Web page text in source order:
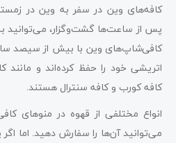
کافه‌های وین در سفر به وین در
پس از ساعت‌ها گشت‌و‌گزار، می‌توانید
کافی‌شاپ‌های وین با بیش از سیصد
اتریشی خود را حفظ کرده‌اند و مانند
کافه کورب و کافه سنترال هستند.
انواع مختلفی از قهوه در منو‌های
می‌توانید آن‌ها را سفارش دهید. اما